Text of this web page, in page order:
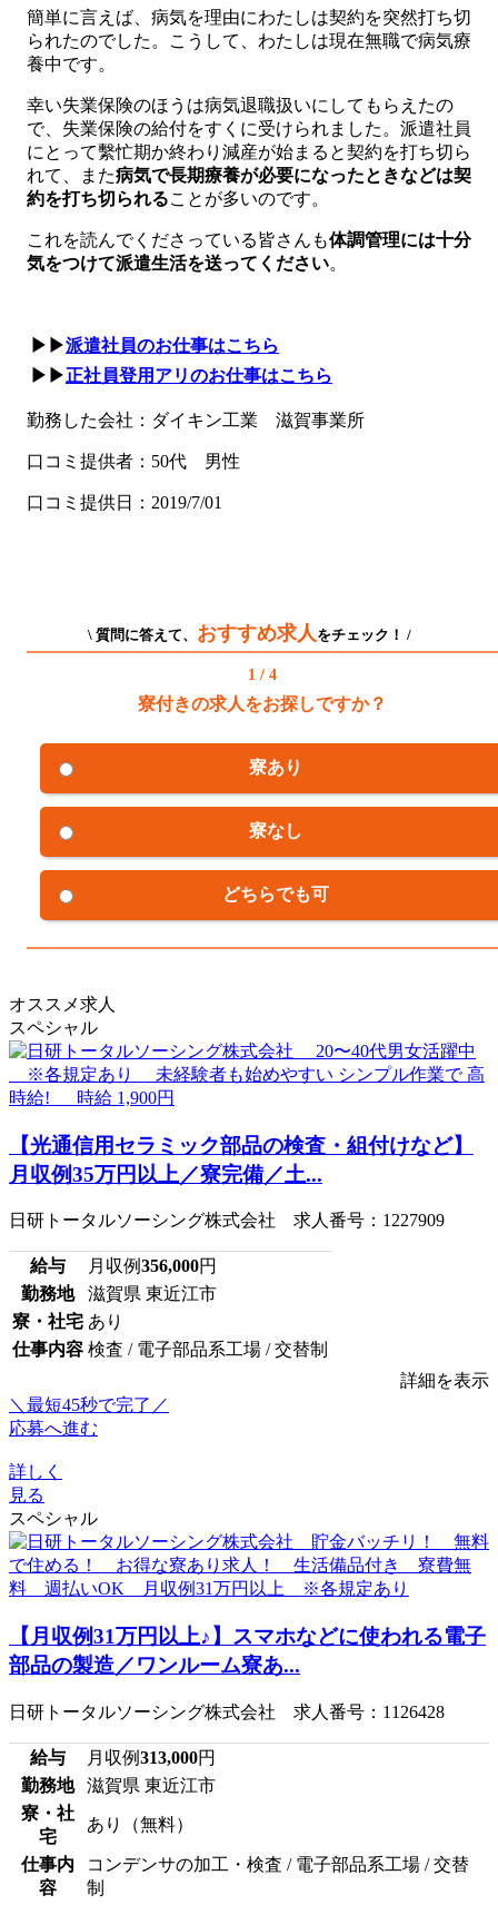
簡単に言えば、病気を理由にわたしは契約を突然打ち切
られたのでした。こうして、わたしは現在無職で病気療
養中です。
幸い失業保険のほうは病気退職扱いにしてもらえたの
で、失業保険の給付をすくに受けられました。派遣社員
にとって繫忙期か終わり減産が始まると契約を打ち切ら
れて、また病気で長期療養が必要になったときなどは契
約を打ち切られることが多いのです。
これを読んでくださっている皆さんも体調管理には十分
気をつけて派遣生活を送ってください。
▶▶派遣社員のお仕事はこちら
▶▶正社員登用アリのお仕事はこちら
勤務した会社：ダイキン工業 滋賀事業所
口コミ提供者：50代 男性
口コミ提供日：2019/7/01
\ 質問に答えて、 おすすめ求人 をチェック！ /
1 / 4
寮付きの求人をお探しですか？
寮あり
寮なし
どちらでも可
オススメ求人
スペシャル
【光通信用セラミック部品の検査・組付けなど】
月収例35万円以上／寮完備／土...
日研トータルソーシング株式会社 求人番号：1227909
給与 月収例356,000円
勤務地
滋賀県 東近江市
寮・社宅 あり
仕事内容 検査 / 電子部品系工場 / 交替制
詳細を表示
＼最短45秒で完了／
応募へ進む
詳しく
見る
スペシャル
【月収例31万円以上♪】スマホなどに使われる電子
部品の製造／ワンルーム寮あ...
日研トータルソーシング株式会社 求人番号：1126428
給与 月収例313,000円
勤務地
滋賀県 東近江市
寮・社
宅
あり（無料）
仕事内
容
コンデンサの加工・検査 / 電子部品系工場 / 交替
制